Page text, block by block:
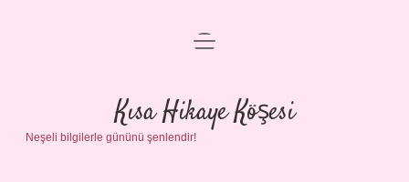
Anasayfa
Gizlilik Politikası
Yasal Uyarı
menüyü
Kısa Hikaye Köşesi
Neşeli bilgilerle gününü şenlendir!